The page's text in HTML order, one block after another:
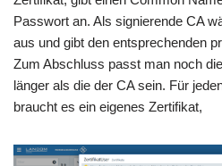
Passwort an. Als signierende CA
aus und gibt den entsprechenden
Zum Abschluss passt man noch
länger als die der CA sein. Für
braucht es ein eigenes Zertifikat,